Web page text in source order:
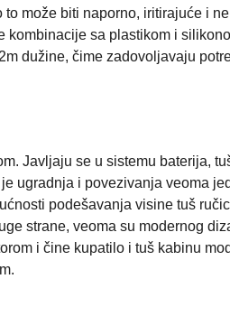
može biti naporno, iritirajuće i
kombinacije sa plastikom i
dužine, čime zadovoljavaju
Javljaju se u sistemu baterija,
ugradnja i povezivanja veoma
podešavanja visine tuš
strane, veoma su modernog
i čine kupatilo i tuš kabinu